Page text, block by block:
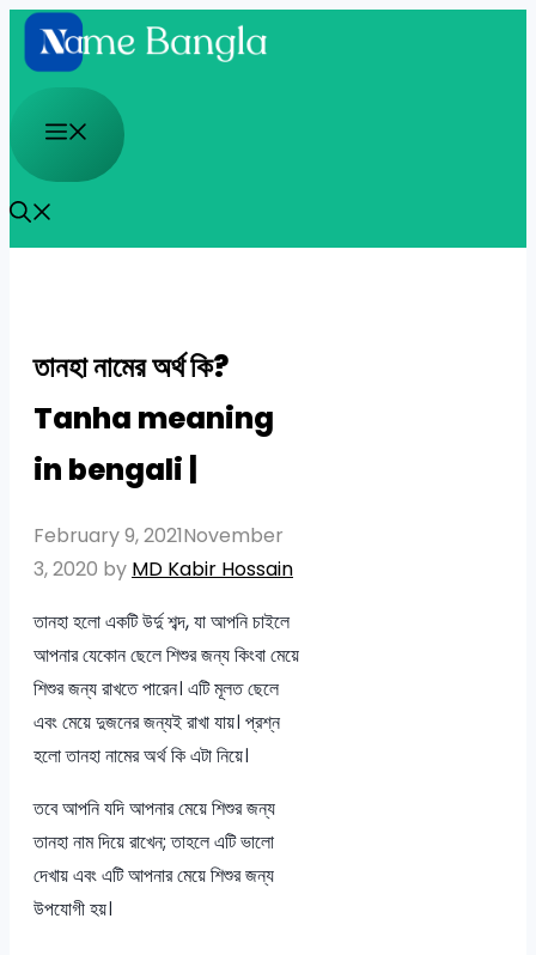
Skip
to
content
Menu
তানহা নামের অর্থ কি?
Tanha meaning
in bengali |
February 9, 2021November
3, 2020 by MD Kabir Hossain
তানহা হলো একটি উর্দু শব্দ, যা আপনি চাইলে
আপনার যেকোন ছেলে শিশুর জন্য কিংবা মেয়ে
শিশুর জন্য রাখতে পারেন। এটি মূলত ছেলে
এবং মেয়ে দুজনের জন্যই রাখা যায়। প্রশ্ন
হলো তানহা নামের অর্থ কি এটা নিয়ে।
তবে আপনি যদি আপনার মেয়ে শিশুর জন্য
তানহা নাম দিয়ে রাখেন; তাহলে এটি ভালো
দেখায় এবং এটি আপনার মেয়ে শিশুর জন্য
উপযোগী হয়।